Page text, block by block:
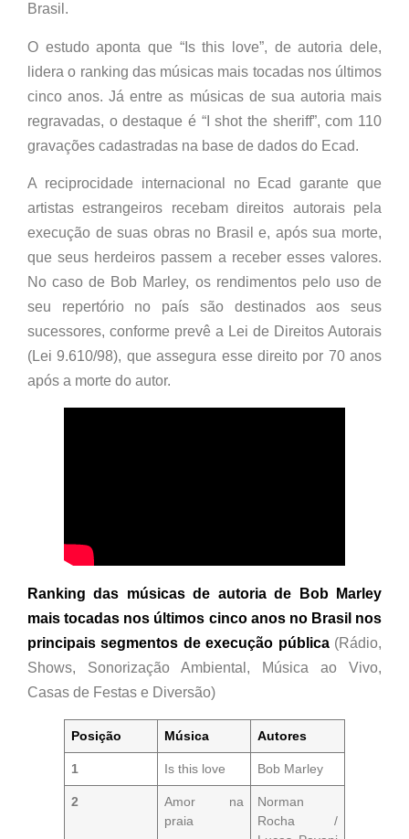
Brasil.
O estudo aponta que “Is this love”, de autoria dele,
lidera o ranking das músicas mais tocadas nos últimos
cinco anos. Já entre as músicas de sua autoria mais
regravadas, o destaque é “I shot the sheriff”, com 110
gravações cadastradas na base de dados do Ecad.
A reciprocidade internacional no Ecad garante que
artistas estrangeiros recebam direitos autorais pela
execução de suas obras no Brasil e, após sua morte,
que seus herdeiros passem a receber esses valores.
No caso de Bob Marley, os rendimentos pelo uso de
seu repertório no país são destinados aos seus
sucessores, conforme prevê a Lei de Direitos Autorais
(Lei 9.610/98), que assegura esse direito por 70 anos
após a morte do autor.
Ranking das músicas de autoria de Bob Marley
mais tocadas nos últimos cinco anos no Brasil nos
principais segmentos de execução pública(Rádio,
Shows, Sonorização Ambiental, Música ao Vivo,
Casas de Festas e Diversão)
Posição Música Autores
1 Is this love Bob Marley
2
Amor na
praia
Norman
Rocha /